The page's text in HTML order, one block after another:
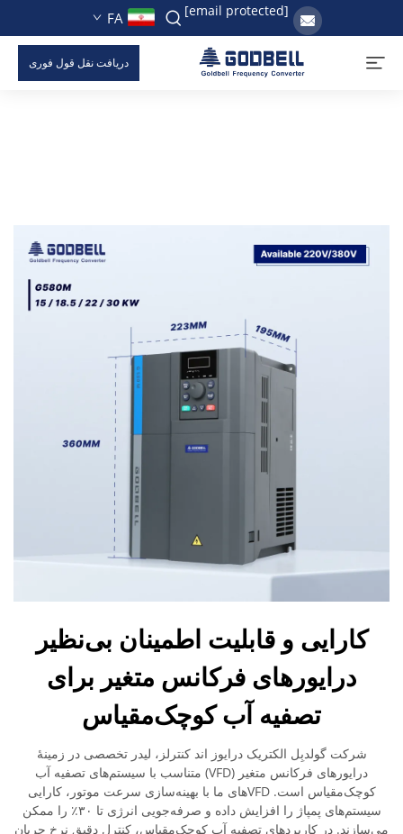
[email protected]
FA
دریافت نقل قول فوری
کارایی و قابلیت اطمینان بی‌نظیر
درایورهای فرکانس متغیر برای
تصفیه آب کوچک‌مقیاس
شرکت گولدبِل الکتریک درایوز اند کنترلز، لیدر تخصصی در زمینهٔ
درایورهای فرکانس متغیر (VFD) متناسب با سیستم‌های تصفیه آب
کوچک‌مقیاس است. VFDهای ما با بهینه‌سازی سرعت موتور، کارایی
سیستم‌های پمپاژ را افزایش داده و صرفه‌جویی انرژی تا ۳۰٪ را ممکن
می‌سازند. در کاربردهای تصفیه آب کوچک‌مقیاس، کنترل دقیق نرخ جریان